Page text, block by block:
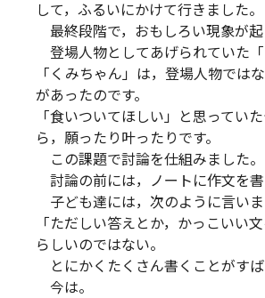
して，ふるいにかけて行きました。
最終段階で，おもしろい現象が起
登場人物としてあげられていた「
「くみちゃん」は，登場人物では
があったのです。
「食いついてほしい」と思ってい
ら，願ったり叶ったりです。
この課題で討論を仕組みました。
討論の前には，ノートに作文を書
子ども達には，次のように言いま
「ただしい答えとか，かっこいい
らしいのではない。
とにかくたくさん書くことがすば
今は。